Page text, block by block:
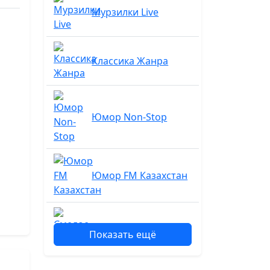
Мурзилки Live
Классика Жанра
Юмор Non-Stop
Юмор FM Казахстан
Смелое радио
Показать ещё